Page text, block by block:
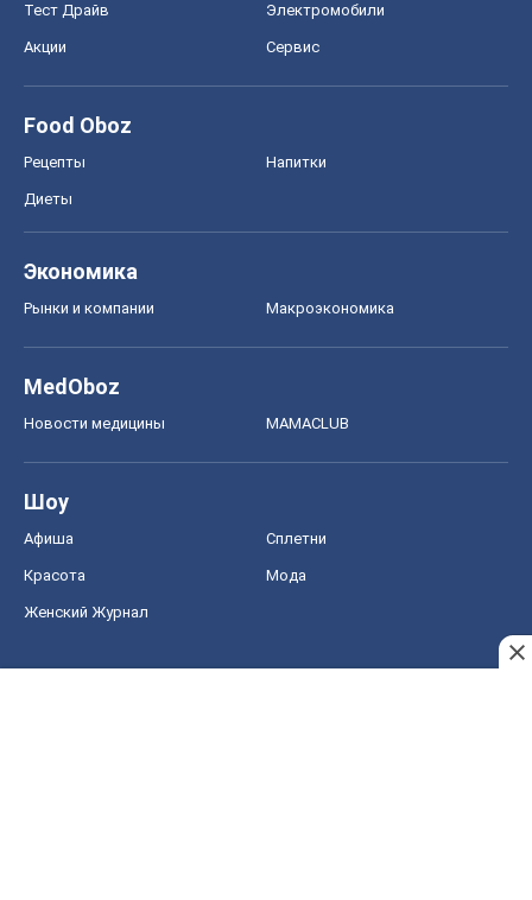
Тест Драйв Электромобили
Акции Сервис
Food Oboz
Рецепты Напитки
Диеты
Экономика
Рынки и компании Mакроэкономика
MedOboz
Новости медицины MAMACLUB
Шоу
Афиша Сплетни
Красота Мода
Женский Журнал